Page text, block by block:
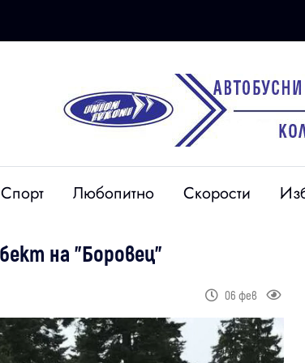
Спорт Любопитно Скорости
на "Боровец"
06 фев